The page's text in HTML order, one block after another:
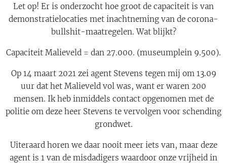
Let op! Er is onderzocht hoe groot de capaciteit is van
demonstratielocaties met inachtneming van de corona-
bullshit-maatregelen. Wat blijkt?
Capaciteit Malieveld = dan 27.000. (museumplein 9.500).
Op 14 maart 2021 zei agent Stevens tegen mij om 13.09
uur dat het Malieveld vol was, want er waren 200
mensen. Ik heb inmiddels contact opgenomen met de
politie om deze heer Stevens te vervolgen voor schending
grondwet.
Uiteraard horen we daar nooit meer iets van, maar deze
agent is 1 van de misdadigers waardoor onze vrijheid in